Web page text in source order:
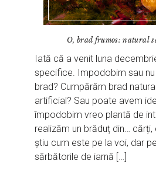
O, brad frumos: natural
Iată că a venit luna
specifice. Impodobim sau
brad? Cumpărăm brad
artificial? Sau poate avem
împodobim vreo plantă de
realizăm un brăduț din… cărți,
știu cum este pe la voi, dar
sărbătorile de iarnă […]